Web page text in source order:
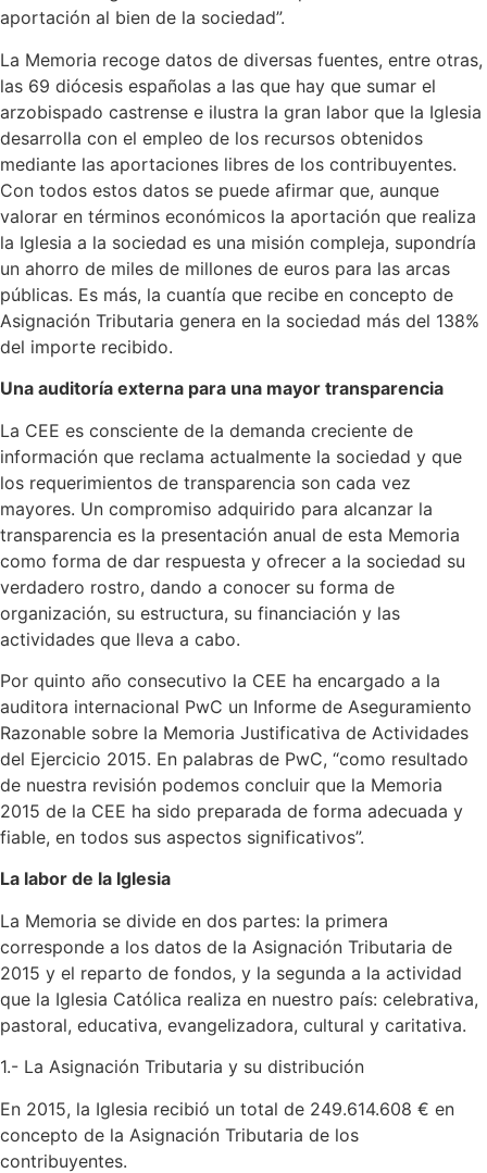
aportación al bien de la sociedad”.
La Memoria recoge datos de diversas fuentes, entre otras,
las 69 diócesis españolas a las que hay que sumar el
arzobispado castrense e ilustra la gran labor que la Iglesia
desarrolla con el empleo de los recursos obtenidos
mediante las aportaciones libres de los contribuyentes.
Con todos estos datos se puede afirmar que, aunque
valorar en términos económicos la aportación que realiza
la Iglesia a la sociedad es una misión compleja, supondría
un ahorro de miles de millones de euros para las arcas
públicas. Es más, la cuantía que recibe en concepto de
Asignación Tributaria genera en la sociedad más del 138%
del importe recibido.
Una auditoría externa para una mayor transparencia
La CEE es consciente de la demanda creciente de
información que reclama actualmente la sociedad y que
los requerimientos de transparencia son cada vez
mayores. Un compromiso adquirido para alcanzar la
transparencia es la presentación anual de esta Memoria
como forma de dar respuesta y ofrecer a la sociedad su
verdadero rostro, dando a conocer su forma de
organización, su estructura, su financiación y las
actividades que lleva a cabo.
Por quinto año consecutivo la CEE ha encargado a la
auditora internacional PwC un Informe de Aseguramiento
Razonable sobre la Memoria Justificativa de Actividades
del Ejercicio 2015. En palabras de PwC, “como resultado
de nuestra revisión podemos concluir que la Memoria
2015 de la CEE ha sido preparada de forma adecuada y
fiable, en todos sus aspectos significativos”.
La labor de la Iglesia
La Memoria se divide en dos partes: la primera
corresponde a los datos de la Asignación Tributaria de
2015 y el reparto de fondos, y la segunda a la actividad
que la Iglesia Católica realiza en nuestro país: celebrativa,
pastoral, educativa, evangelizadora, cultural y caritativa.
1.- La Asignación Tributaria y su distribución
En 2015, la Iglesia recibió un total de 249.614.608 € en
concepto de la Asignación Tributaria de los
contribuyentes.